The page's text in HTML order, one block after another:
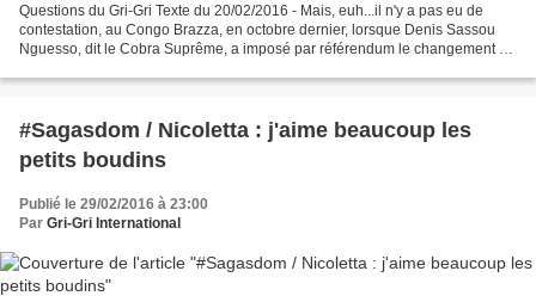
Questions du Gri-Gri Texte du 20/02/2016 - Mais, euh...il n'y a pas eu de
contestation, au Congo Brazza, en octobre dernier, lorsque Denis Sassou
Nguesso, dit le Cobra Suprême, a imposé par référendum le changement de
#Sagasdom / Nicoletta : j'aime beaucoup les
petits boudins
Publié le 29/02/2016 à 23:00
Par Gri-Gri International